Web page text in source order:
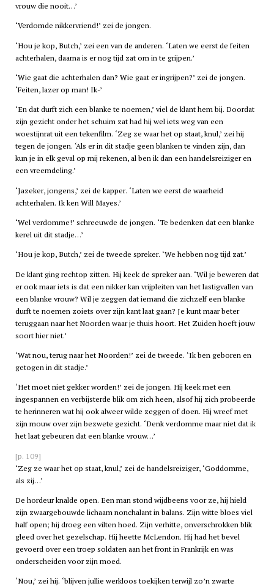
vrouw die nooit…’
‘Verdomde nikkervriend!’ zei de jongen.
‘Hou je kop, Butch,’ zei een van de anderen. ‘Laten we eerst de feiten
achterhalen, daarna is er nog tijd zat om in te grijpen.’
‘Wie gaat die achterhalen dan? Wie gaat er ingrijpen?’ zei de jongen.
‘Feiten, lazer op man! Ik-’
‘En dat durft zich een blanke te noemen,’ viel de klant hem bij. Doordat
zijn gezicht onder het schuim zat had hij wel iets weg van een
woestijnrat uit een tekenfilm. ‘Zeg ze waar het op staat, knul,’ zei hij
tegen de jongen. ‘Als er in dit stadje geen blanken te vinden zijn, dan
kun je in elk geval op mij rekenen, al ben ik dan een handelsreiziger en
een vreemdeling.’
‘Jazeker, jongens,’ zei de kapper. ‘Laten we eerst de waarheid
achterhalen. Ik ken Will Mayes.’
‘Wel verdomme!’ schreeuwde de jongen. ‘Te bedenken dat een blanke
kerel uit dit stadje…’
‘Hou je kop, Butch,’ zei de tweede spreker. ‘We hebben nog tijd zat.’
De klant ging rechtop zitten. Hij keek de spreker aan. ‘Wil je beweren dat
er ook maar iets is dat een nikker kan vrijpleiten van het lastigvallen van
een blanke vrouw? Wil je zeggen dat iemand die zichzelf een blanke
durft te noemen zoiets over zijn kant laat gaan? Je kunt maar beter
teruggaan naar het Noorden waar je thuis hoort. Het Zuiden hoeft jouw
soort hier niet.’
‘Wat nou, terug naar het Noorden!’ zei de tweede. ‘Ik ben geboren en
getogen in dit stadje.’
‘Het moet niet gekker worden!’ zei de jongen. Hij keek met een
ingespannen en verbijsterde blik om zich heen, alsof hij zich probeerde
te herinneren wat hij ook alweer wilde zeggen of doen. Hij wreef met
zijn mouw over zijn bezwete gezicht. ‘Denk verdomme maar niet dat ik
het laat gebeuren dat een blanke vrouw…’
[p. 109]
‘Zeg ze waar het op staat, knul,’ zei de handelsreiziger, ‘Goddomme,
als zij…’
De hordeur knalde open. Een man stond wijdbeens voor ze, hij hield
zijn zwaargebouwde lichaam nonchalant in balans. Zijn witte bloes viel
half open; hij droeg een vilten hoed. Zijn verhitte, onverschrokken blik
gleed over het gezelschap. Hij heette McLendon. Hij had het bevel
gevoerd over een troep soldaten aan het front in Frankrijk en was
onderscheiden voor zijn moed.
‘Nou,’ zei hij. ‘blijven jullie werkloos toekijken terwijl zo’n zwarte